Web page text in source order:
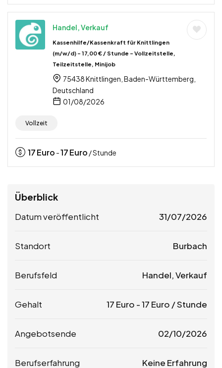
Handel, Verkauf
Kassenhilfe/Kassenkraft für Knittlingen
(m/w/d) – 17,00 € / Stunde – Vollzeitstelle,
Teilzeitstelle, Minijob
75438 Knittlingen, Baden-Württemberg,
Deutschland
01/08/2026
Vollzeit
17Euro -17Euro / Stunde
Überblick
Datum veröffentlicht 31/07/2026
Standort Burbach
Berufsfeld Handel, Verkauf
Gehalt 17 Euro -17 Euro / Stunde
Angebotsende 02/10/2026
Berufserfahrung Keine Erfahrung